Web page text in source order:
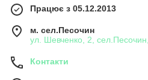
Працює з 05.12.2013
м. сел.Песочин
ул. Шевченко, 2,
Контакти